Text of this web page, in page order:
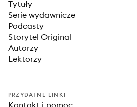
Tytuły
Serie wydawnicze
Podcasty
Storytel Original
Autorzy
Lektorzy
PRZYDATNE LINKI
Kontakt i pomoc